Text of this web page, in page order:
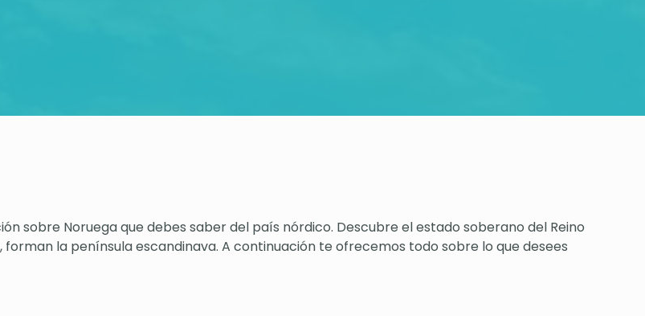
sobre Noruega que debes saber del país nórdico. Descubre el estado soberano del Reino
forman la península escandinava. A continuación te ofrecemos todo sobre lo que desees